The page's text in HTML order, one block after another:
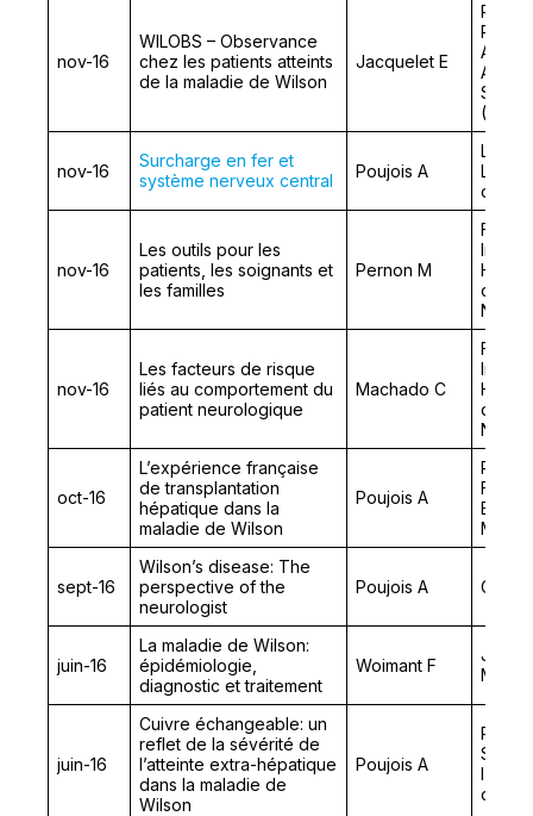
nov-16
WILOBS – Observance
chez les patients atteints
de la maladie de Wilson
Jacquelet E
nov-16
Surcharge en fer et
système nerveux central
Poujois A
Les
Les
de
nov-16
Les outils pour les
patients, les soignants et
les familles
Pernon M
de la
nov-16
Les facteurs de risque
liés au comportement du
patient neurologique
Machado C
de la
oct-16
L’expérience française
de transplantation
hépatique dans la
maladie de Wilson
Poujois A
sept-16
Wilson’s disease: The
perspective of the
neurologist
Poujois A
juin-16
La maladie de Wilson:
épidémiologie,
diagnostic et traitement
Woimant F
juin-16
Cuivre échangeable: un
reflet de la sévérité de
l’atteinte extra-hépatique
dans la maladie de
Wilson
Poujois A
du